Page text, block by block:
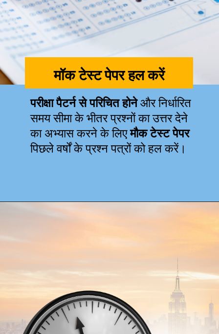
मॉक टेस्ट पेपर हल करें
परीक्षा पैटर्न से परिचित होनेऔर निर्धारित
समय सीमा के भीतर प्रश्नों का उत्तर देने
का अभ्यास करने के लिएमौक टेस्ट पेपर
पिछले वर्षों के प्रश्न पत्रों को हल करें।